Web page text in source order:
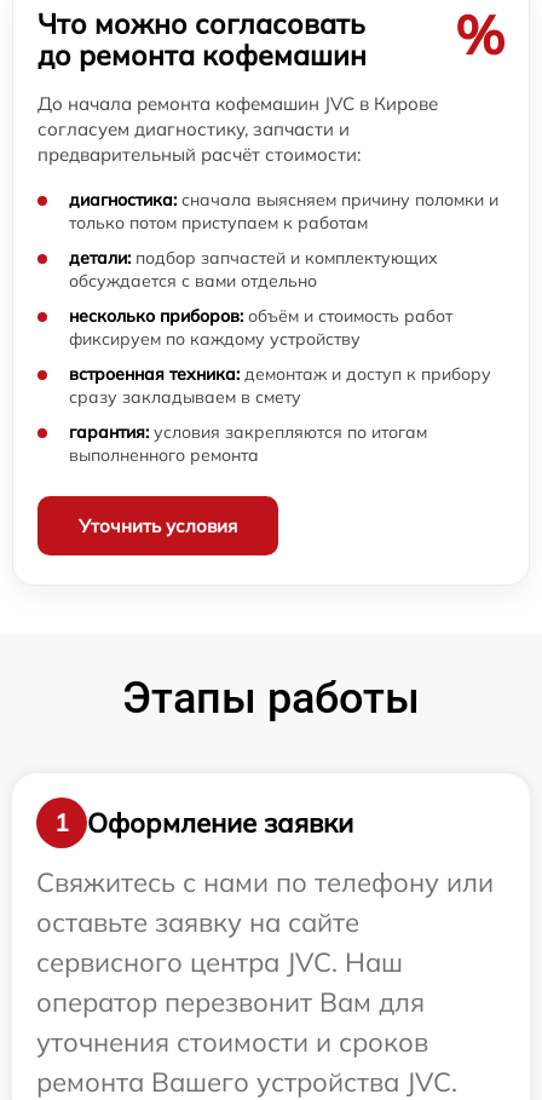
Что можно согласовать
до ремонта кофемашин
%
До начала ремонта кофемашин JVC в Кирове
согласуем диагностику, запчасти и
предварительный расчёт стоимости:
диагностика: сначала выясняем причину поломки и
только потом приступаем к работам
детали: подбор запчастей и комплектующих
обсуждается с вами отдельно
несколько приборов: объём и стоимость работ
фиксируем по каждому устройству
встроенная техника: демонтаж и доступ к прибору
сразу закладываем в смету
гарантия: условия закрепляются по итогам
выполненного ремонта
Уточнить условия
Этапы работы
1
Оформление заявки
Свяжитесь с нами по телефону или
оставьте заявку на сайте
сервисного центра JVC. Наш
оператор перезвонит Вам для
уточнения стоимости и сроков
ремонта Вашего устройства JVC.